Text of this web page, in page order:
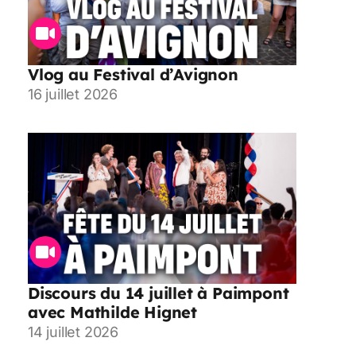
Vlog au Festival d’Avignon
16 juillet 2026
Discours du 14 juillet à Paimpont
avec Mathilde Hignet
14 juillet 2026